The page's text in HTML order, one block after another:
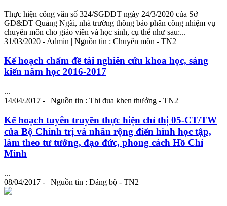
Thực hiện công văn số 324/SGDĐT ngày 24/3/2020 của Sở
GD&ĐT Quảng Ngãi, nhà trường thông báo phân công nhiệm vụ
chuyên môn cho giáo viên và học sinh, cụ thể như sau:...
31/03/2020 - Admin | Nguồn tin : Chuyên môn - TN2
Kế hoạch chấm đề tài nghiên cứu khoa học, sáng
kiến năm học 2016-2017
...
14/04/2017 - | Nguồn tin : Thi đua khen thưởng - TN2
Kế hoạch tuyên truyền thực hiện chỉ thị 05-CT/TW
của Bộ Chính trị và nhân rộng điển hình học tập,
làm theo tư tưởng, đạo đức, phong cách Hồ Chí
Minh
...
08/04/2017 - | Nguồn tin : Đảng bộ - TN2